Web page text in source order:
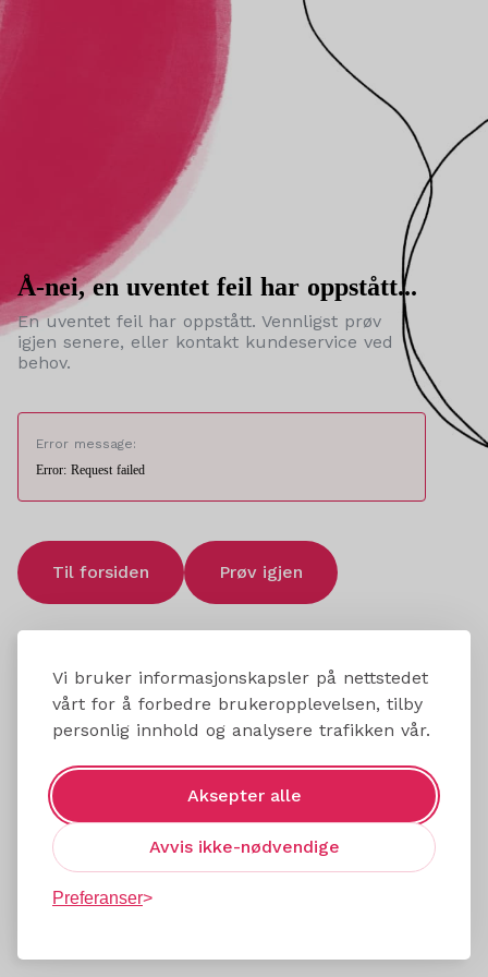
Vi bruker informasjonskapsler på nettstedet
vårt for å forbedre brukeropplevelsen, tilby
personlig innhold og analysere trafikken vår.
Aksepter alle
Avvis ikke-nødvendige
Preferanser
Å-nei, en uventet feil har oppstått...
En uventet feil har oppstått. Vennligst prøv
igjen senere, eller kontakt kundeservice ved
behov.
Error message:
Error: Request failed
Til forsiden Prøv igjen